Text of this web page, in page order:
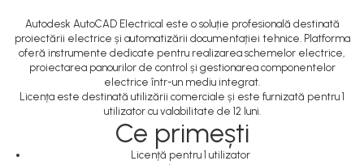
Autodesk AutoCAD Electrical este o soluție profesională destinată
proiectării electrice și automatizării documentației tehnice. Platforma
oferă instrumente dedicate pentru realizarea schemelor electrice,
proiectarea panourilor de control și gestionarea componentelor
electrice într-un mediu integrat.
Licența este destinată utilizării comerciale și este furnizată pentru 1
utilizator cu valabilitate de 12 luni.
Ce primești
Licență pentru 1 utilizator